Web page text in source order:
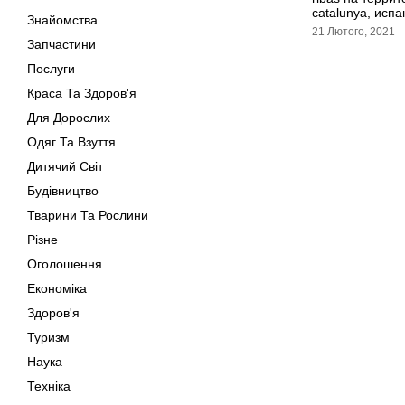
Знайомства
Запчастини
Послуги
Краса Та Здоров'я
Для Дорослих
Одяг Та Взуття
Дитячий Світ
Будівництво
Тварини Та Рослини
Різне
Оголошення
Економіка
Здоров'я
Туризм
Наука
Техніка
catalunya,
21 Лютого, 2021